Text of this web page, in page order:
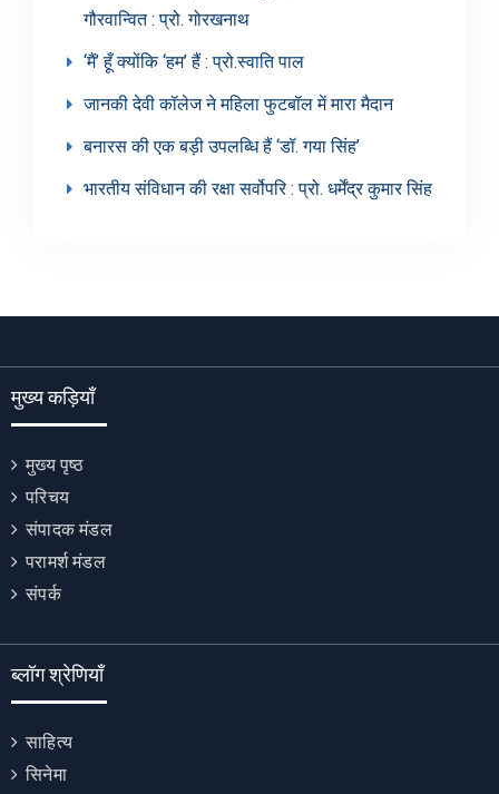
गौरवान्वित : प्रो. गोरखनाथ
‘मैं’ हूँ क्योंकि ‘हम’ हैं : प्रो.स्वाति पाल
जानकी देवी कॉलेज ने महिला फुटबॉल में मारा मैदान
बनारस की एक बड़ी उपलब्धि हैं ‘डॉ. गया सिंह’
भारतीय संविधान की रक्षा सर्वोपरि : प्रो. धर्मेंद्र कुमार सिंह
मुख्य कड़ियाँ
मुख्य पृष्ठ
परिचय
संपादक मंडल
परामर्श मंडल
संपर्क
ब्लॉग श्रेणियाँ
साहित्य
सिनेमा